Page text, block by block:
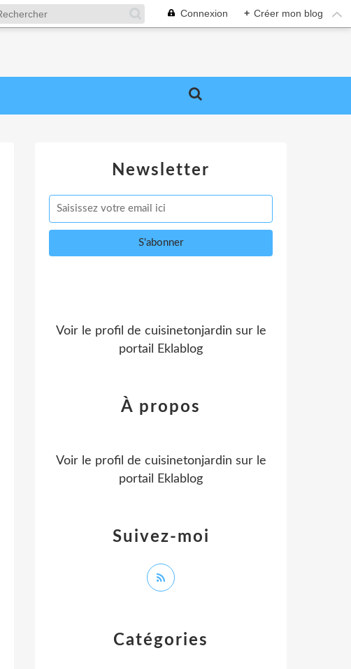
Connexion + Créer mon blog
Newsletter
Catégories
Voir le profil de cuisinetonjardin sur le
portail Eklablog
Suivez-moi
À propos
Voir le profil de cuisinetonjardin sur le
portail Eklablog